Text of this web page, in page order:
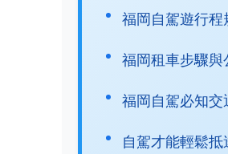
福岡自駕遊行程
福岡租車步驟與
福岡自駕必知交
自駕才能輕鬆